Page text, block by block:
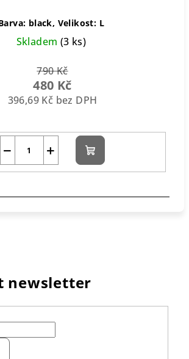
black, Velikost: L
Skladem (3 ks)
790 Kč
480 Kč
396,69 Kč bez DPH
+
− Do
košíku
newsletter